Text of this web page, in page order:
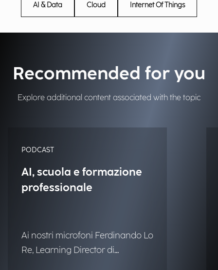
AI & Data Cloud Internet Of Things
Recommended for you
Explore additional content associated with the topic
PODCAST
AI, scuola e formazione
professionale
Ai nostri microfoni Ferdinando Lo
Re, Learning Director di